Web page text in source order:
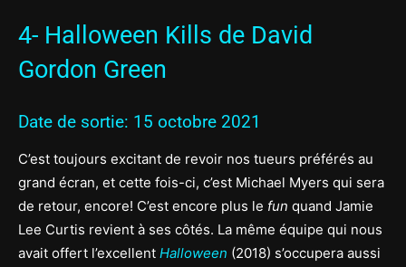
4- Halloween Kills de David
Gordon Green
Date de sortie: 15 octobre 2021
C’est toujours excitant de revoir nos tueurs préférés au
grand écran, et cette fois-ci, c’est Michael Myers qui sera
de retour, encore! C’est encore plus le fun quand Jamie
Lee Curtis revient à ses côtés. La même équipe qui nous
avait offert l’excellent Halloween (2018) s’occupera aussi